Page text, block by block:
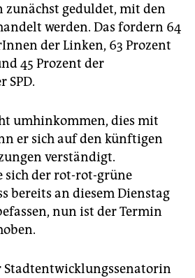
zunächst geduldet, mit den
werden. Das fordern 64
der Linken, 63 Prozent
45 Prozent der
SPD.
umhinkommen, dies mit
er sich auf den künftigen
verständigt.
sich der rot-rot-grüne
bereits an diesem Dienstag
nun ist der Termin
Stadtentwicklungssenatorin